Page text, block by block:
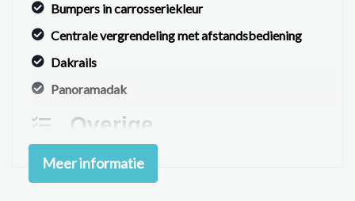
Bumpers in carrosseriekleur
Centrale vergrendeling met afstandsbediening
Dakrails
Panoramadak
Overige
Anti blokkeer systeem
Bestuurdersairbag
Meer informatie